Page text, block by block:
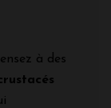
à des